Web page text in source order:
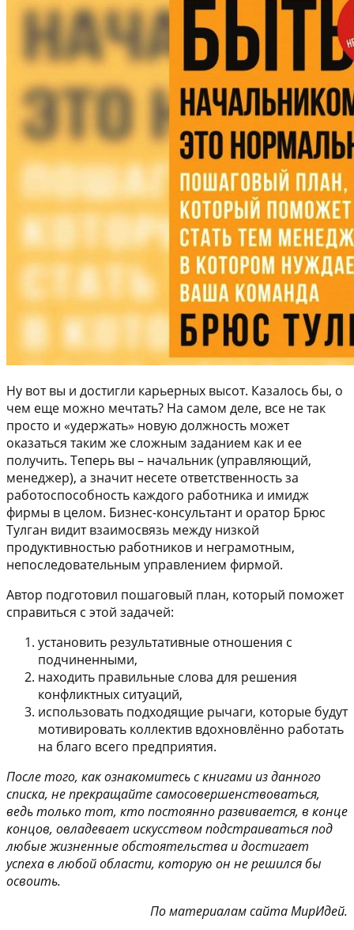
Ну вот вы и достигли карьерных высот. Казалось бы, о
чем еще можно мечтать? На самом деле, все не так
просто и «удержать» новую должность может
оказаться таким же сложным заданием как и ее
получить. Теперь вы – начальник (управляющий,
менеджер), а значит несете ответственность за
работоспособность каждого работника и имидж
фирмы в целом. Бизнес-консультант и оратор Брюс
Тулган видит взаимосвязь между низкой
продуктивностью работников и неграмотным,
непоследовательным управлением фирмой.
Автор подготовил пошаговый план, который поможет
справиться с этой задачей:
установить результативные отношения с
подчиненными,
находить правильные слова для решения
конфликтных ситуаций,
использовать подходящие рычаги, которые будут
мотивировать коллектив вдохновлённо работать
на благо всего предприятия.
После того, как ознакомитесь с книгами из данного
списка, не прекращайте самосовершенствоваться,
ведь только тот, кто постоянно развивается, в конце
концов, овладевает искусством подстраиваться под
любые жизненные обстоятельства и достигает
успеха в любой области, которую он не решился бы
освоить.
По материалам сайта МирИдей.